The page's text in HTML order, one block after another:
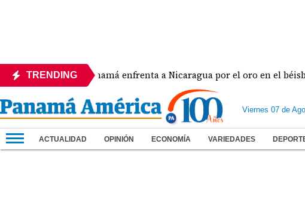
TRENDINGPanamá enfrenta a Nicaragua por el oro en el béisbol de
Viernes 07 de
ACTUALIDAD OPINIÓN ECONOMÍA VARIEDADES